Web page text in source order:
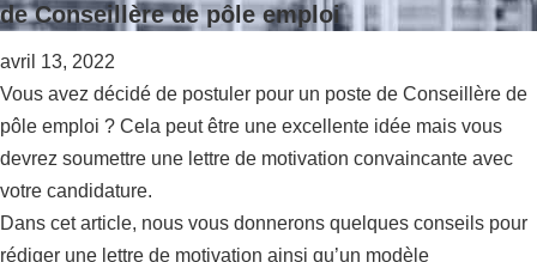
de Conseillère de pôle emploi
avril 13, 2022
Vous avez décidé de postuler pour un poste de Conseillère de
pôle emploi ? Cela peut être une excellente idée mais vous
devrez soumettre une lettre de motivation convaincante avec
votre candidature.
Dans cet article, nous vous donnerons quelques conseils pour
rédiger une lettre de motivation ainsi qu’un modèle